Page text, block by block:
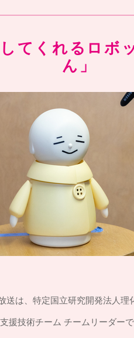
てくれるロボ
ん」
送は、特定国立研究開発法人理
援技術チーム チームリーダー